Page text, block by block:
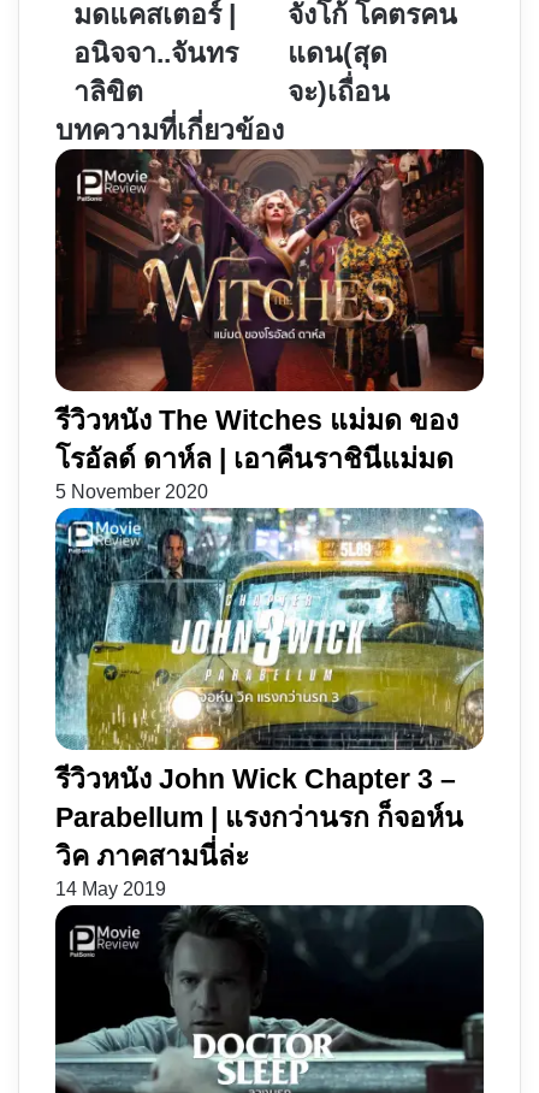
แม่
มด
แค
เตอร์
อนิจจา..จันทรา
ลิขิต
มดแคสเตอร์ |
อนิจจา..จันทร
าลิขิต
|
จัง
โคตร
แดน(สุด
จะ)เถื่อน
จังโก้ โคตรคน
แดน(สุด
จะ)เถื่อน
บทความที่เกี่ยวข้อง
รีวิวหนัง The Witches แม่มด ของ
โรอัลด์ ดาห์ล | เอาคืนราชินีแม่มด
5 November 2020
รีวิวหนัง John Wick Chapter 3 –
Parabellum | แรงกว่านรก ก็จอห์น
วิค ภาคสามนี่ล่ะ
14 May 2019